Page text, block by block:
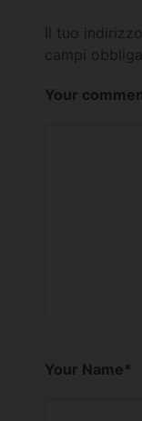
Il tuo
campi
Your
Your Name*